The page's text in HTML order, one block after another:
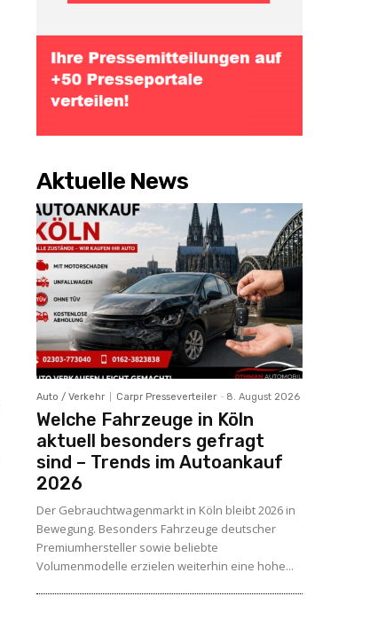
Aktuelle News
Auto / Verkehr Carpr Presseverteiler - 8. August 2026
Welche Fahrzeuge in Köln
aktuell besonders gefragt
sind – Trends im Autoankauf
2026
Der Gebrauchtwagenmarkt in Köln bleibt 2026 in
Bewegung. Besonders Fahrzeuge deutscher
Premiumhersteller sowie beliebte
Volumenmodelle erzielen weiterhin eine hohe...